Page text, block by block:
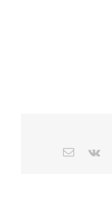
Pinterest
Vk
Email